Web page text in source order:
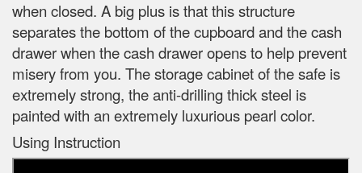
when closed. A big plus is that this structure
separates the bottom of the cupboard and the cash
drawer when the cash drawer opens to help prevent
misery from you. The storage cabinet of the safe is
extremely strong, the anti-drilling thick steel is
painted with an extremely luxurious pearl color.
Using Instruction